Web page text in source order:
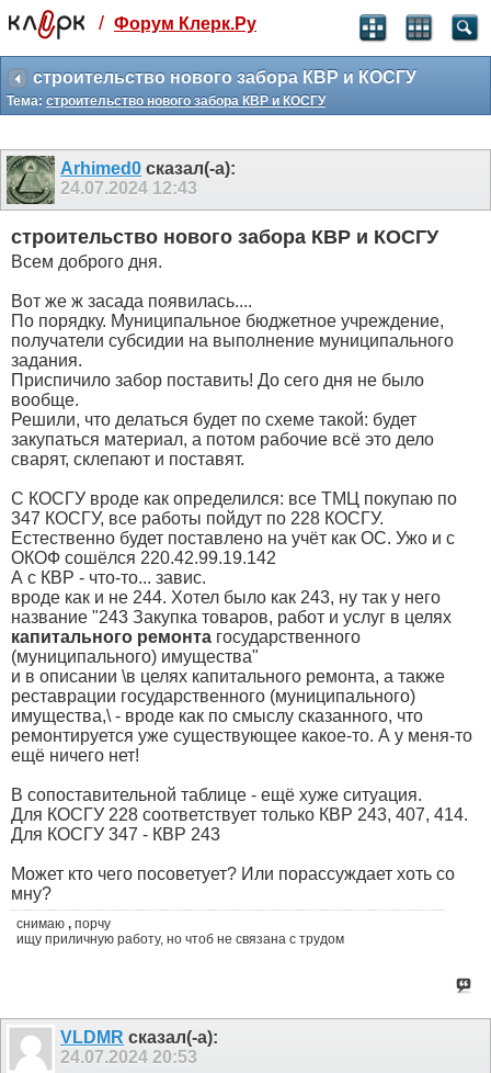
Святые угодники, Клерк без рекламы
прекрасен:)
месяц
3 месяца
259 ₽
-10%
499 ₽
-15%
/ Форум Клерк.Ру
строительство нового забора КВР и КОСГУ
Тема: строительство нового забора КВР и КОСГУ
Arhimed0 сказал(-а):
24.07.2024 12:43
строительство нового забора КВР и КОСГУ
Всем доброго дня.
Вот же ж засада появилась....
По порядку. Муниципальное бюджетное учреждение,
получатели субсидии на выполнение муниципального
задания.
Приспичило забор поставить! До сего дня не было
вообще.
Решили, что делаться будет по схеме такой: будет
закупаться материал, а потом рабочие всё это дело
сварят, склепают и поставят.
С КОСГУ вроде как определился: все ТМЦ покупаю по
347 КОСГУ, все работы пойдут по 228 КОСГУ.
Естественно будет поставлено на учёт как ОС. Ужо и с
ОКОФ сошёлся 220.42.99.19.142
А с КВР - что-то... завис.
вроде как и не 244. Хотел было как 243, ну так у него
название "243 Закупка товаров, работ и услуг в целях
капитального ремонта государственного
(муниципального) имущества"
и в описании \в целях капитального ремонта, а также
реставрации государственного (муниципального)
имущества,\ - вроде как по смыслу сказанного, что
ремонтируется уже существующее какое-то. А у меня-то
ещё ничего нет!
В сопоставительной таблице - ещё хуже ситуация.
Для КОСГУ 228 соответствует только КВР 243, 407, 414.
Для КОСГУ 347 - КВР 243
Может кто чего посоветует? Или порассуждает хоть со
мну?
снимаю , порчу
ищу приличную работу, но чтоб не связана с трудом
VLDMR сказал(-а):
24.07.2024 20:53